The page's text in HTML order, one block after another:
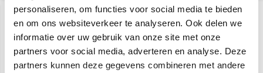
personaliseren, om functies voor social media te bieden
en om ons websiteverkeer te analyseren. Ook delen we
informatie over uw gebruik van onze site met onze
partners voor social media, adverteren en analyse. Deze
partners kunnen deze gegevens combineren met andere
SALE